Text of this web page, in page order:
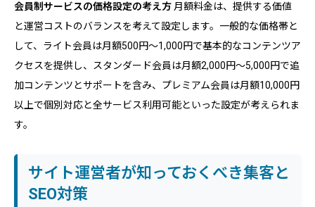
会員制サービスの価格設定の考え方 月額料金は、提供する価値
と運営コストのバランスを考えて設定します。一般的な価格帯と
して、ライト会員は月額500円〜1,000円で基本的なコンテンツア
クセスを提供し、スタンダード会員は月額2,000円〜5,000円で追
加コンテンツとサポートを含み、プレミアム会員は月額10,000円
以上で個別対応と全サービス利用可能といった設定が考えられま
す。
サイト運営者が知っておくべき集客と
SEO対策